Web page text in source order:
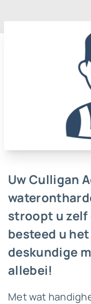
Uw Culligan
stroopt u zelf
besteed u
deskundige
allebei!
Met wat